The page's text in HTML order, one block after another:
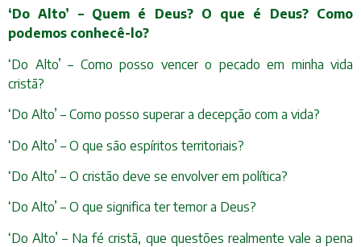
‘Do Alto’ – Quem é Deus? O que é Deus? Como
podemos conhecê-lo?
‘Do Alto’ – Como posso vencer o pecado em minha vida
cristã?
‘Do Alto’ – Como posso superar a decepção com a vida?
‘Do Alto’ – O que são espíritos territoriais?
‘Do Alto’ – O cristão deve se envolver em política?
‘Do Alto’ – O que significa ter temor a Deus?
‘Do Alto’ – Na fé cristã, que questões realmente vale a pena